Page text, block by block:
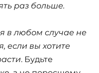
раз больше.
в любом случае не
если вы хотите
. Будьте